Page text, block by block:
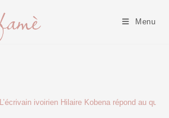
Menu
L’écrivain ivoirien Hilaire Kobena répond au